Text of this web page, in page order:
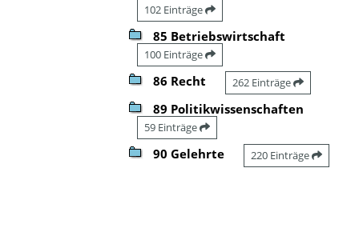
102 Einträge
85 Betriebswirtschaft
100 Einträge
86 Recht 262 Einträge
89 Politikwissenschaften
59 Einträge
90 Gelehrte 220 Einträge